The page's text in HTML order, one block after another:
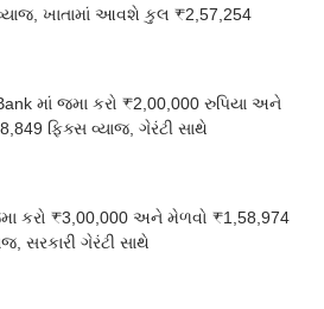
ખાતામાં આવશે કુલ ₹2,57,254
માં જમા કરો ₹2,00,000 રુપિયા અને
ફિક્સ વ્યાજ, ગેરંટી સાથે
કરો ₹3,00,000 અને મેળવો ₹1,58,974
સરકારી ગેરંટી સાથે